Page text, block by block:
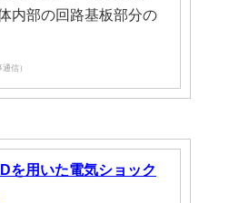
内部の回路基板部分の
通信）
を用いた電気ショック